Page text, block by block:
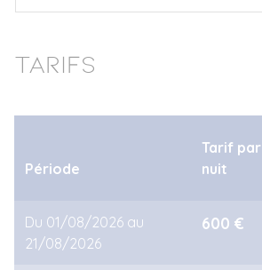
Tarifs
Période
Tarif par
nuit
Du 01/08/2026 au
21/08/2026
600 €